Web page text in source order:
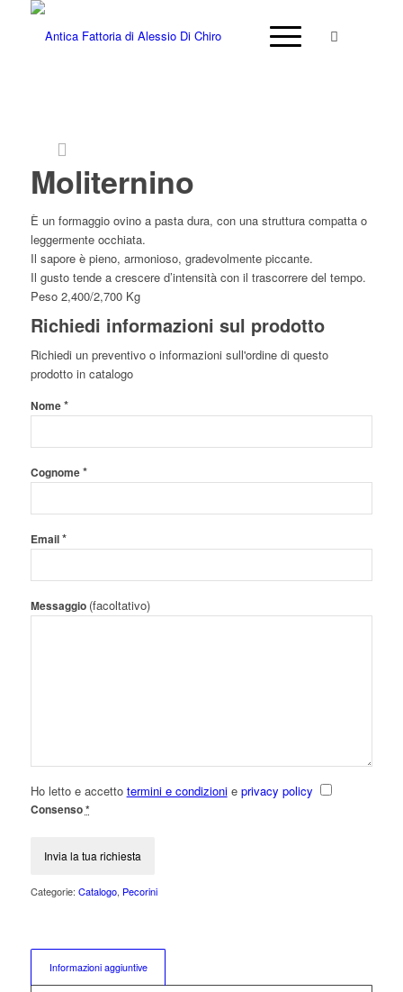
Moliternino
È un formaggio ovino a pasta dura, con una struttura compatta o
leggermente occhiata.
Il sapore è pieno, armonioso, gradevolmente piccante.
Il gusto tende a crescere d’intensità con il trascorrere del tempo.
Peso 2,400/2,700 Kg
Richiedi informazioni sul prodotto
Richiedi un preventivo o informazioni sull'ordine di questo
prodotto in catalogo
Nome*
Cognome*
Email*
Messaggio (facoltativo)
Ho letto e accetto termini e condizionie privacy policy
Consenso*
Categorie: Catalogo, Pecorini
Informazioni aggiuntive